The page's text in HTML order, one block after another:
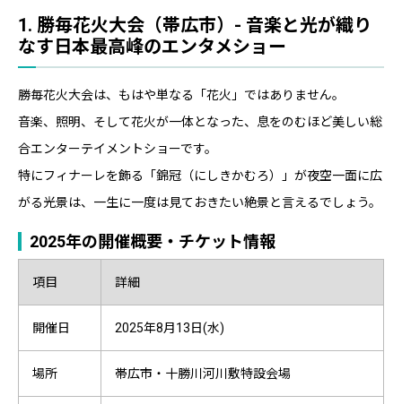
1. 勝毎花火大会（帯広市）- 音楽と光が織り
なす日本最高峰のエンタメショー
勝毎花火大会は、もはや単なる「花火」ではありません。
音楽、照明、そして花火が一体となった、息をのむほど美しい総
合エンターテイメントショーです。
特にフィナーレを飾る「錦冠（にしきかむろ）」が夜空一面に広
がる光景は、一生に一度は見ておきたい絶景と言えるでしょう。
2025年の開催概要・チケット情報
項目 詳細
開催日 2025年8月13日(水)
場所 帯広市・十勝川河川敷特設会場